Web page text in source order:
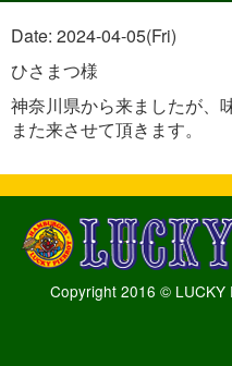
Date: 2024-04-05(Fri)
ひさまつ様
神奈川県から来ましたが、
また来させて頂きます。
Copyright 2016 © LUCKY